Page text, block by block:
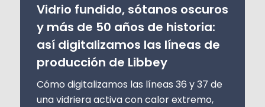
Vidrio fundido, sótanos oscuros
y más de 50 años de historia:
así digitalizamos las líneas de
producción de Libbey
Cómo digitalizamos las líneas 36 y 37 de
una vidriera activa con calor extremo,